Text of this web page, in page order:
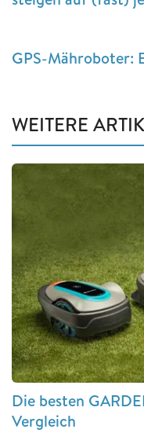
GPS-Mähroboter:
WEITERE
Die besten
Vergleich